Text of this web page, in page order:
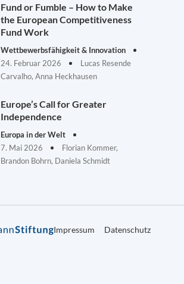
Fund or Fumble – How to Make
the European Competitiveness
Fund Work
Wettbewerbsfähigkeit & Innovation
24. Februar 2026
Lucas Resende
Carvalho, Anna Heckhausen
Europe’s Call for Greater
Independence
Europa in der Welt
7. Mai 2026
Florian Kommer,
Brandon Bohrn, Daniela Schmidt
Impressum Datenschutz